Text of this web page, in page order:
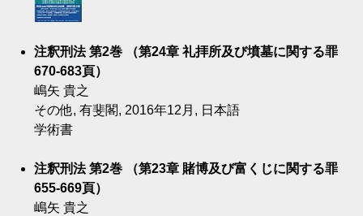
注釈刑法 第2巻 （第24章 礼拝所及び墳墓に関する罪
670-683頁）
嶋矢 貴之
その他, 有斐閣, 2016年12月, 日本語
学術書
注釈刑法 第2巻 （第23章 賭博及び富くじに関する罪
655-669頁）
嶋矢 貴之